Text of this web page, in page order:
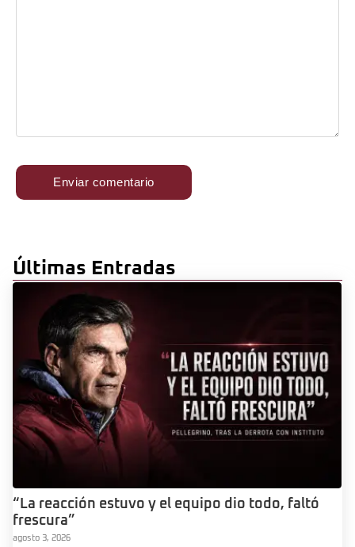
Últimas Entradas
“La reacción estuvo y el equipo dio todo, faltó
frescura”
agosto 3, 2026